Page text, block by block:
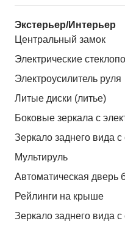
Экстерьер/Интерьер
Центральный замок
Электрические
Электроусилитель руля
Литые диски (литье)
Боковые зеркала с
Зеркало заднего вида
Мультируль
Автоматическая дверь
Рейлинги на крыше
Зеркало заднего вида